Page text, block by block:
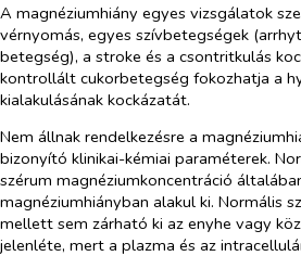
A magnéziumhiány egyes vizsgálatok
vérnyomás, egyes szívbetegségek
betegség), a stroke és a csontritkulás
kontrollált cukorbetegség fokozhatja a
kialakulásának kockázatát.
Nem állnak rendelkezésre a
bizonyító klinikai-kémiai paraméterek.
szérum magnéziumkoncentráció
magnéziumhiányban alakul ki. Normális
mellett sem zárható ki az enyhe vagy
jelenléte, mert a plazma és az